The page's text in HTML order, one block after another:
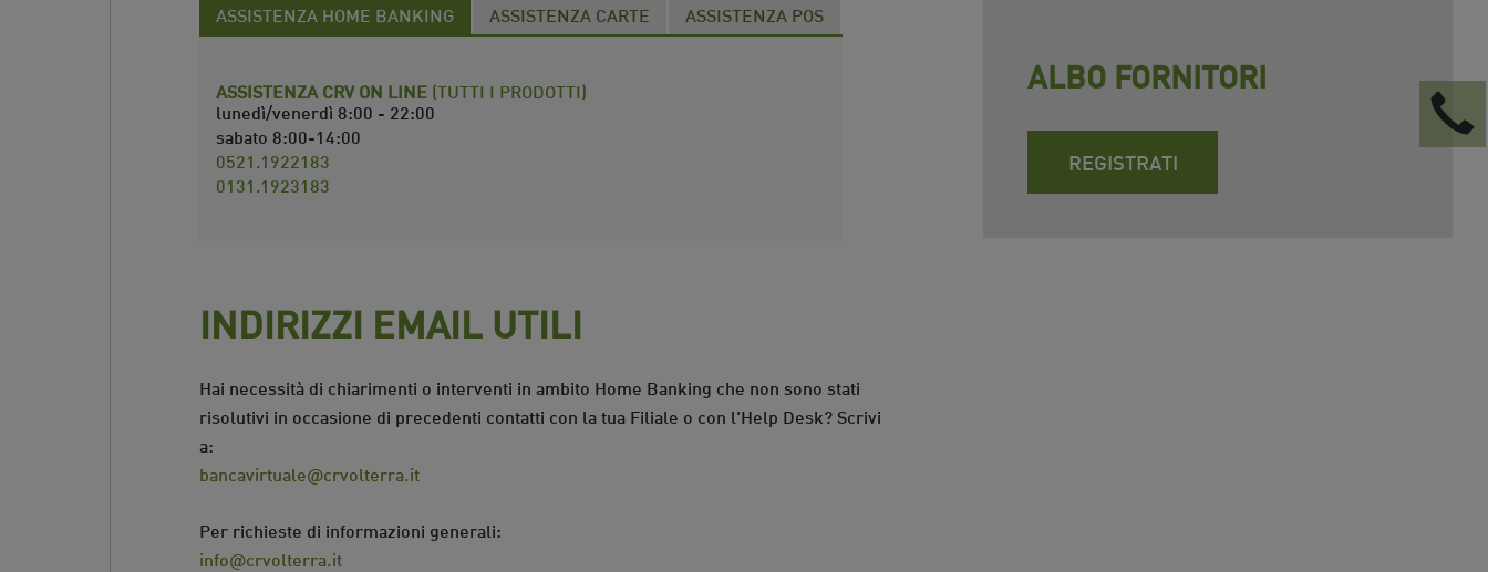
ASSISTENZA HOME BANKING ASSISTENZA CARTE ASSISTENZA POS
ASSISTENZA CRV ON LINE (TUTTI I PRODOTTI)
lunedì/venerdì 8:00 - 22:00
sabato 8:00-14:00
0521.1922183
0131.1923183
INDIRIZZI EMAIL UTILI
Hai necessità di chiarimenti o interventi in ambito Home Banking che non sono stati
risolutivi in occasione di precedenti contatti con la tua Filiale o con l'Help Desk? Scrivi
a:
bancavirtuale@crvolterra.it
Per richieste di informazioni generali:
info@crvolterra.it
ALBO FORNITORI
REGISTRATI